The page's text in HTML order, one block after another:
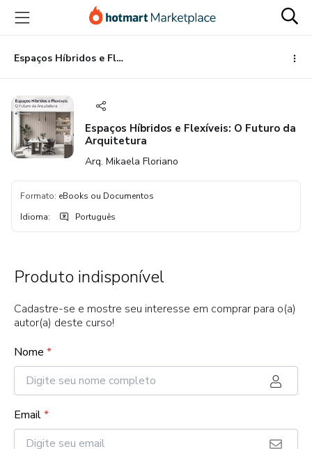
para
conteúdo
principal
para
pagamento
para
rodapé
Espaços Híbridos e Flexíveis: O Futuro da Arquitetura
Espaços Híbridos e Flexíveis: O Futuro da
Arquitetura
Arq. Mikaela Floriano
Formato: eBooks ou Documentos
Idioma: Português
Produto indisponível
Cadastre-se e mostre seu interesse em comprar para o(a)
autor(a) deste curso!
Nome *
Email*